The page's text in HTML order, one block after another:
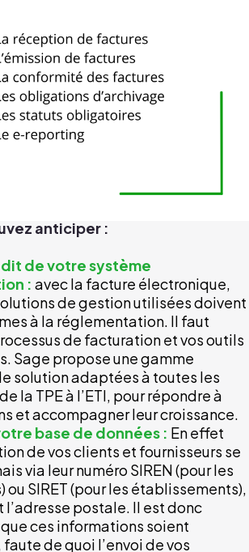
anticiper :
de votre système
: avec la facture électronique,
de gestion utilisées doivent
à la réglementation. Il faut
de facturation et vos outils
Sage propose une gamme
solution adaptées à toutes les
la TPE à l’ETI, pour répondre à
et accompagner leur croissance.
base de données : En effet
de vos clients et fournisseurs se
via leur numéro SIREN (pour les
ou SIRET (pour les établissements),
postale. Il est donc
ces informations soient
de quoi l’envoi de vos